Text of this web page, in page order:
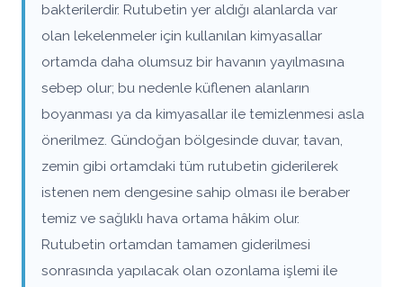
bakterilerdir. Rutubetin yer aldığı alanlarda var
olan lekelenmeler için kullanılan kimyasallar
ortamda daha olumsuz bir havanın yayılmasına
sebep olur; bu nedenle küflenen alanların
boyanması ya da kimyasallar ile temizlenmesi asla
önerilmez. Gündoğan bölgesinde duvar, tavan,
zemin gibi ortamdaki tüm rutubetin giderilerek
istenen nem dengesine sahip olması ile beraber
temiz ve sağlıklı hava ortama hâkim olur.
Rutubetin ortamdan tamamen giderilmesi
sonrasında yapılacak olan ozonlama işlemi ile